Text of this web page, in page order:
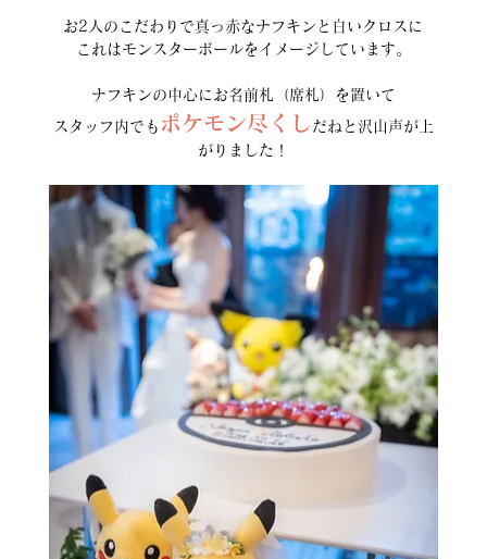
お2人のこだわりで真っ赤なナフキンと白いクロスに
これはモンスターボールをイメージしています。
ナフキンの中心にお名前札（席札）を置いて
スタッフ内でも ポケモン尽くし だねと沢山声が上
がりました！